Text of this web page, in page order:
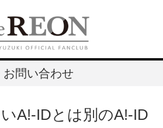
お問い合わせ
A!-IDとは別のA!-ID